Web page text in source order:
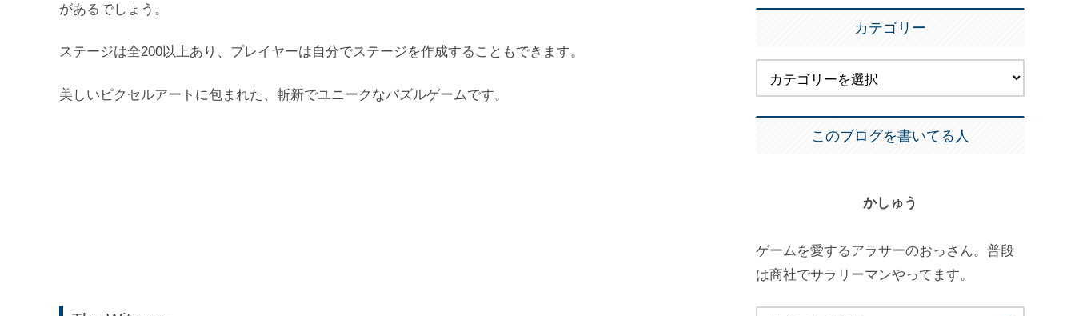
があるでしょう。
ステージは全200以上あり、プレイヤーは自分でステージを作成することもできます。
美しいピクセルアートに包まれた、斬新でユニークなパズルゲームです。
カテゴリー
このブログを書いてる人
かしゅう
ゲームを愛するアラサーのおっさん。普段
は商社でサラリーマンやってます。